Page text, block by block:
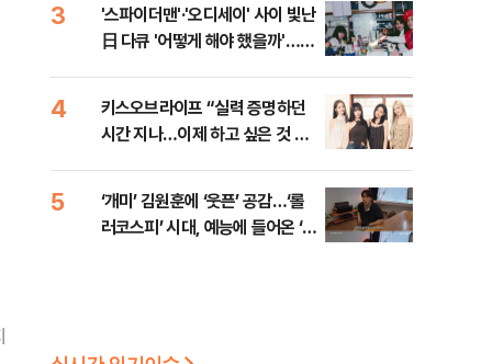
3
'스파이더맨'·'오디세이' 사이 빛난
日 다큐 '어떻게 해야 했을까'…관
4
키스오브라이프 “실력 증명하던
시간 지나…이제 하고 싶은 것 할
5
‘개미’ 김원훈에 ‘웃픈’ 공감…‘롤
러코스피’ 시대, 예능에 들어온 ‘주